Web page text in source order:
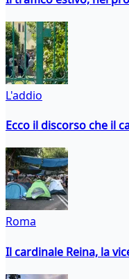
L'addio
Ecco il discorso che il
Roma
Il cardinale Reina, la